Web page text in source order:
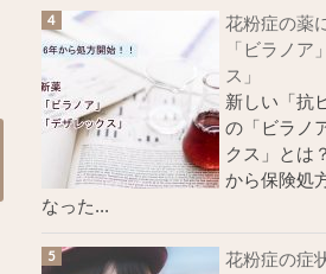
花粉症の薬
「ビラノア
ス」
新しい「抗
の「ビラノ
クス」とは
から保険処
なった...
花粉症の症